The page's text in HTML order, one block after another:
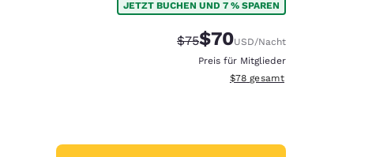
JETZT BUCHEN UND 7 % SPAREN
Durchgestrichener Preis:
$75Vergünstigter Preis:
$70USD/Nacht
Preis für Mitglieder
Geschätzte Gesamtdetails
$78 gesamt